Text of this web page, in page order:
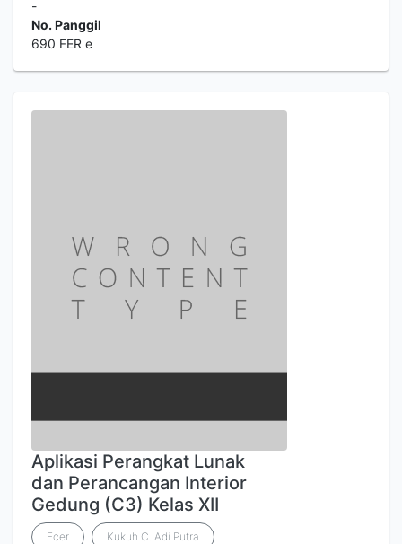
-
No. Panggil
690 FER e
Aplikasi Perangkat Lunak
dan Perancangan Interior
Gedung (C3) Kelas XII
Ecer Kukuh C. Adi Putra